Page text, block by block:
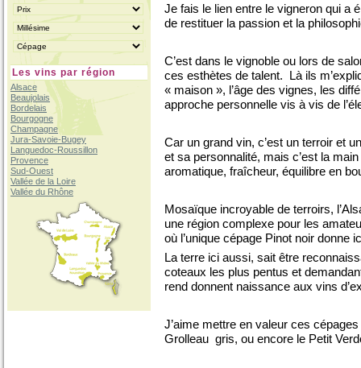
Les vins par région
Alsace
Beaujolais
Bordelais
Bourgogne
Champagne
Jura-Savoie-Bugey
Languedoc-Roussillon
Provence
Sud-Ouest
Vallée de la Loire
Vallée du Rhône
Je fais le lien entre le vigneron qui a
de restituer la passion et la
C’est dans le vignoble ou lors de
ces esthètes de talent. Là ils
« maison », l’âge des vignes, les
approche personnelle vis à vis de
Car un grand vin, c’est un terroir et
et sa personnalité, mais c’est la
aromatique, fraîcheur, équilibre en
Mosaïque incroyable de terroirs,
une région complexe pour les
où l’unique cépage Pinot noir
La terre ici aussi, sait être
coteaux les plus pentus et
rend donnent naissance aux vins
J’aime mettre en valeur ces
Grolleau gris, ou encore le Petit